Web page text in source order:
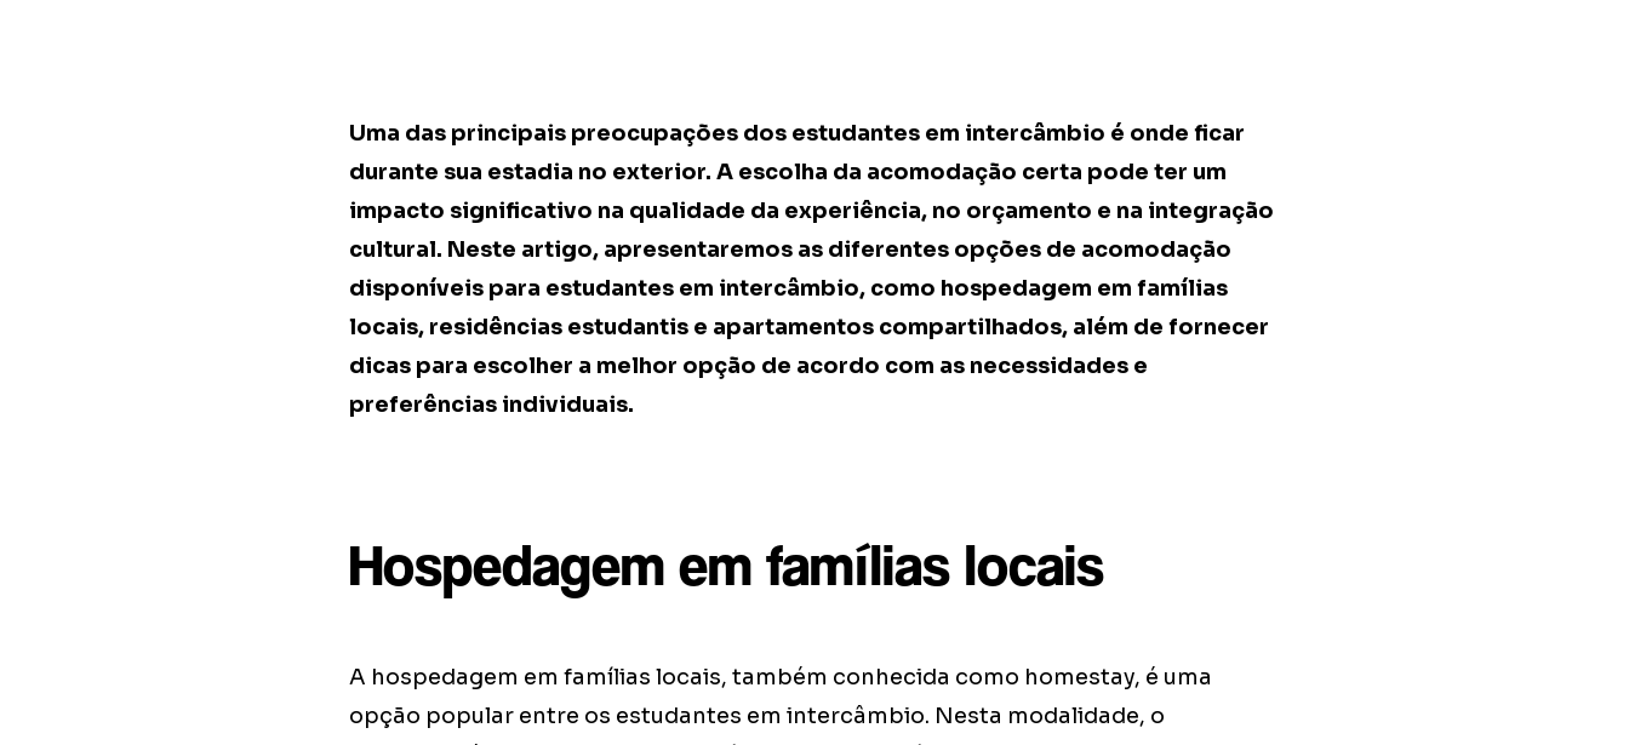
Uma das principais preocupações dos estudantes em intercâmbio é onde ficar
durante sua estadia no exterior. A escolha da acomodação certa pode ter um
impacto significativo na qualidade da experiência, no orçamento e na integração
cultural. Neste artigo, apresentaremos as diferentes opções de acomodação
disponíveis para estudantes em intercâmbio, como hospedagem em famílias
locais, residências estudantis e apartamentos compartilhados, além de fornecer
dicas para escolher a melhor opção de acordo com as necessidades e
preferências individuais.
Hospedagem em famílias locais
A hospedagem em famílias locais, também conhecida como homestay, é uma
opção popular entre os estudantes em intercâmbio. Nesta modalidade, o